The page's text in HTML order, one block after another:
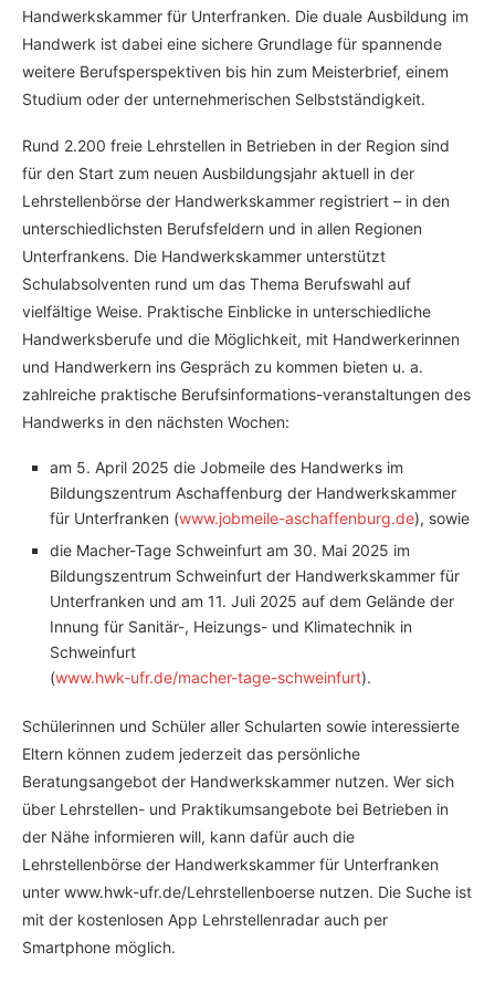
Handwerkskammer für Unterfranken. Die duale Ausbildung im
Handwerk ist dabei eine sichere Grundlage für spannende
weitere Berufsperspektiven bis hin zum Meisterbrief, einem
Studium oder der unternehmerischen Selbstständigkeit.
Rund 2.200 freie Lehrstellen in Betrieben in der Region sind
für den Start zum neuen Ausbildungsjahr aktuell in der
Lehrstellenbörse der Handwerkskammer registriert – in den
unterschiedlichsten Berufsfeldern und in allen Regionen
Unterfrankens. Die Handwerkskammer unterstützt
Schulabsolventen rund um das Thema Berufswahl auf
vielfältige Weise. Praktische Einblicke in unterschiedliche
Handwerksberufe und die Möglichkeit, mit Handwerkerinnen
und Handwerkern ins Gespräch zu kommen bieten u. a.
zahlreiche praktische Berufsinformations-veranstaltungen des
Handwerks in den nächsten Wochen:
am 5. April 2025 die Jobmeile des Handwerks im
Bildungszentrum Aschaffenburg der Handwerkskammer
für Unterfranken (www.jobmeile-aschaffenburg.de), sowie
die Macher-Tage Schweinfurt am 30. Mai 2025 im
Bildungszentrum Schweinfurt der Handwerkskammer für
Unterfranken und am 11. Juli 2025 auf dem Gelände der
Innung für Sanitär-, Heizungs- und Klimatechnik in
Schweinfurt
(www.hwk-ufr.de/macher-tage-schweinfurt).
Schülerinnen und Schüler aller Schularten sowie interessierte
Eltern können zudem jederzeit das persönliche
Beratungsangebot der Handwerkskammer nutzen. Wer sich
über Lehrstellen- und Praktikumsangebote bei Betrieben in
der Nähe informieren will, kann dafür auch die
Lehrstellenbörse der Handwerkskammer für Unterfranken
unter www.hwk-ufr.de/Lehrstellenboerse nutzen. Die Suche ist
mit der kostenlosen App Lehrstellenradar auch per
Smartphone möglich.